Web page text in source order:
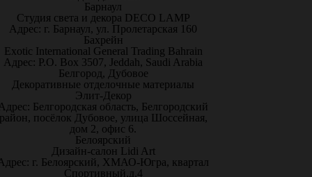
Барнаул
Студия света и декора DECO LAMP
Адрес: г. Барнаул, ул. Пролетарская 160
Бахрейн
Exotic International General Trading Bahrain
Адрес: P.O. Box 3507, Jeddah, Saudi Arabia
Белгород, Дубовое
Декоративные отделочные материалы
Элит-Декор
Белгородская область, Белгородский
посёлок Дубовое, улица Шоссейная,
дом 2, офис 6.
Белоярский
Дизайн-салон Lidi Art
г. Белоярский, ХМАО-Югра, квартал
Спортивный,д.4